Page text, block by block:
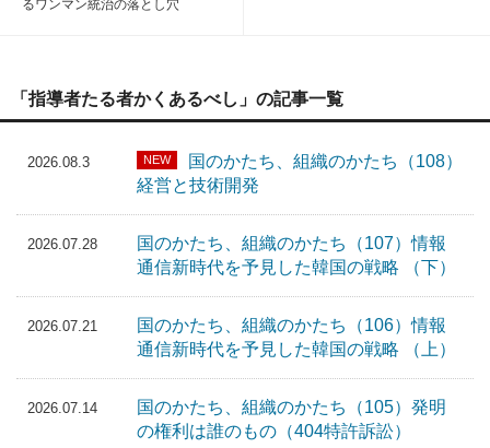
るワンマン統治の落とし穴
「指導者たる者かくあるべし」の記事一覧
2026.08.3 NEW
国のかたち、組織のかたち（108）
経営と技術開発
2026.07.28
国のかたち、組織のかたち（107）情報
通信新時代を予見した韓国の戦略 （下）
2026.07.21
国のかたち、組織のかたち（106）情報
通信新時代を予見した韓国の戦略 （上）
2026.07.14
国のかたち、組織のかたち（105）発明
の権利は誰のもの（404特許訴訟）